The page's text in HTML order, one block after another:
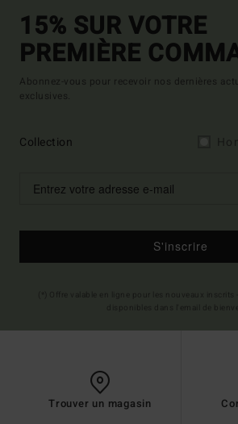
15% SUR VOTRE
PREMIÈRE
Abonnez-vous pour recevoir nos dernières
exclusives.
Collection
S'inscrire
Trouver un magasin